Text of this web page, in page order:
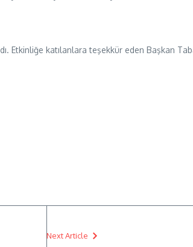
Etkinliğe katılanlara teşekkür eden Başkan
Next Article